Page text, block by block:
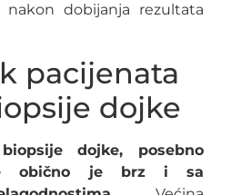
nakon dobijanja rezultata
pacijenata
dojke
dojke, posebno
obično je brz i sa